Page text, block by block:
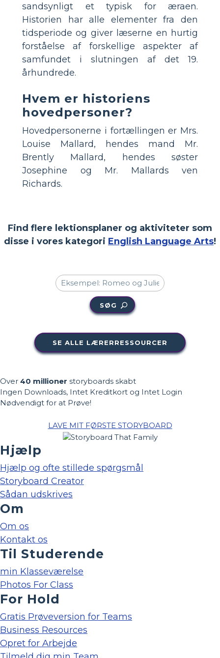
sandsynligt et typisk for æraen.
Historien har alle elementer fra den
tidsperiode og giver læserne en hurtig
forståelse af forskellige aspekter af
samfundet i slutningen af ​​det 19.
århundrede.
Hvem er historiens
hovedpersoner?
Hovedpersonerne i fortællingen er Mrs.
Louise Mallard, hendes mand Mr.
Brently Mallard, hendes søster
Josephine og Mr. Mallards ven
Richards.
Find flere lektionsplaner og aktiviteter som
disse i vores kategori English Language Arts!
SØG
SE ALLE LÆRERRESSOURCER
Over 40 millioner storyboards skabt
Ingen Downloads, Intet Kreditkort og Intet Login
Nødvendigt for at Prøve!
LAVE MIT FØRSTE STORYBOARD
Hjælp
Hjælp og ofte stillede spørgsmål
Storyboard Creator
Sådan udskrives
Om
Om os
Kontakt os
Til Studerende
min Klasseværelse
Photos For Class
For Hold
Gratis Prøveversion for Teams
Business Resources
Opret for Arbejde